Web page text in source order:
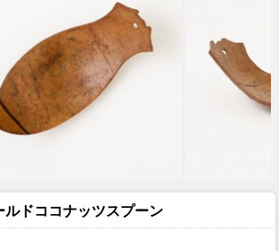
ドココナッツスプーン